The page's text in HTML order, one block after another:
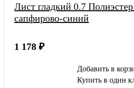
Лист гладкий 0.7
сапфирово-синий
1 178 ₽
Добавить в
Купить в один